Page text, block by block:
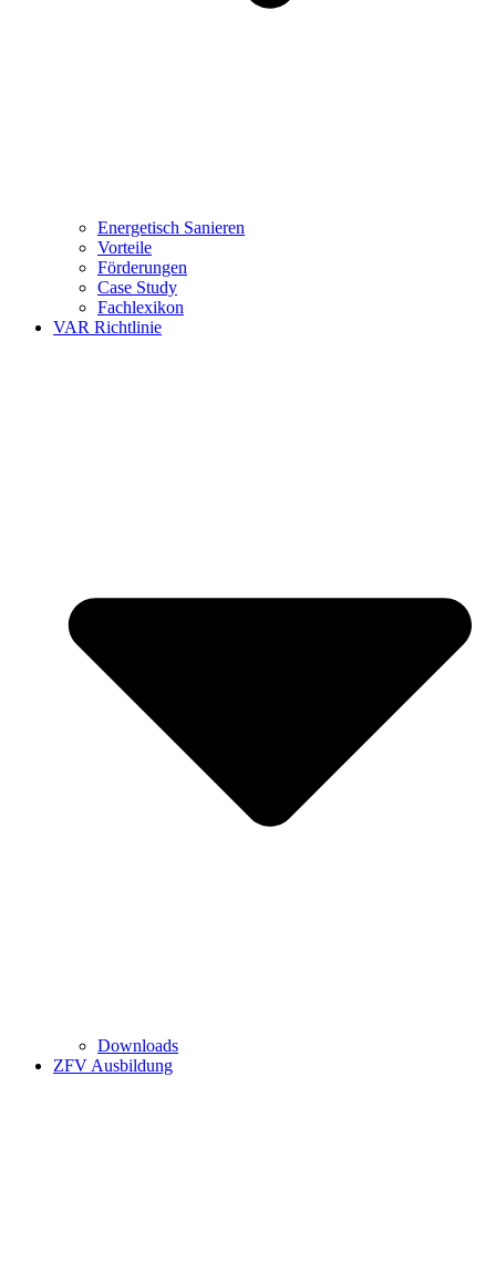
Energetisch Sanieren
Vorteile
Förderungen
Case Study
Fachlexikon
VAR Richtlinie
Downloads
ZFV Ausbildung